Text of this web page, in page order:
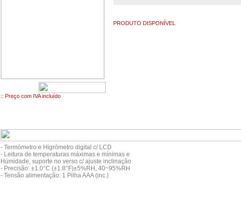
PRODUTO DISPONÍVEL
:: Preço com IVA incluído
- Termómetro e Higrómetro digital c/ LCD
- Leitura de temperaturas máximas e mínimas e
Húmidade, suporte no verso c/ ajuste inclinação
- Precisão: ±1.0°C (±1.8°F)±5%RH, 40~95%RH
- Tensão alimentação: 1 Pilha AAA (inc.)